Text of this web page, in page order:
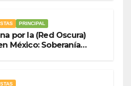
PRINCIPAL
por la (Red Oscura)
México: Soberanía